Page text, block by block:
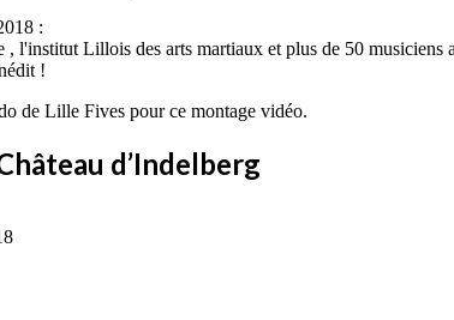
:
l'institut Lillois des arts martiaux et plus de 50
!
de Lille Fives pour ce montage vidéo.
d’Indelberg